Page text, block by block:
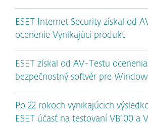
ESET Internet Security získal od
ocenenie Vynikajúci produkt
ESET získal od AV-Testu
bezpečnostný softvér pre
Po 22 rokoch vynikajúcich
ESET účasť na testovaní VB100 a